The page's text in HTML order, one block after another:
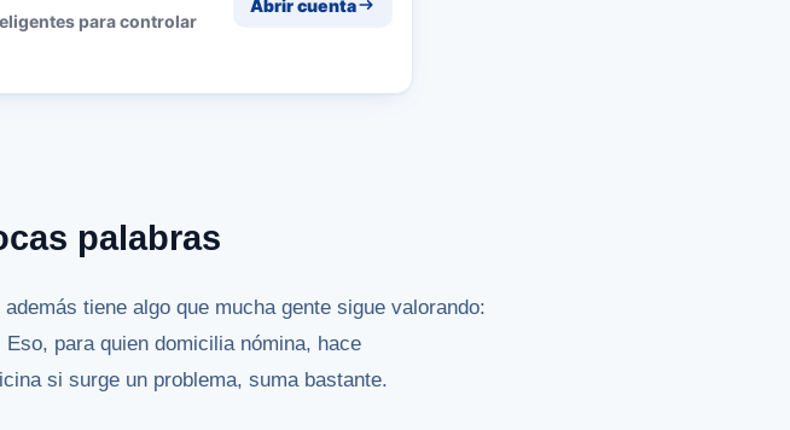
para controlar
Abrir cuenta
palabras
tiene algo que mucha gente sigue valorando:
para quien domicilia nómina, hace
si surge un problema, suma bastante.